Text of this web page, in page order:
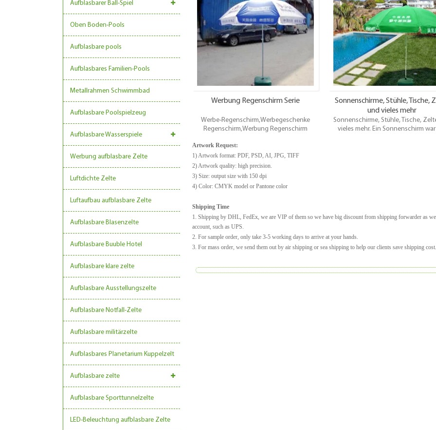
Aufblasbarer Ball-Spiel
Oben Boden-Pools
Aufblasbare pools
Aufblasbares Familien-Pools
Metallrahmen Schwimmbad
Aufblasbare Poolspielzeug
Aufblasbare Wasserspiele
Werbung aufblasbare Zelte
Luftdichte Zelte
Luftaufbau aufblasbare Zelte
Aufblasbare Blasenzelte
Aufblasbare Buuble Hotel
Aufblasbare klare zelte
Aufblasbare Ausstellungszelte
Aufblasbare Notfall-Zelte
Aufblasbare militärzelte
Aufblasbares Planetarium Kuppelzelt
Aufblasbare zelte
Aufblasbare Sporttunnelzelte
LED-Beleuchtung aufblasbare Zelte
kundenspezifische Bild durch
Farbsublimation Druck.Eine niedliche,
einzigartige und innovative
Drehfahne.Erhältlich in verschiedenen
Formen, die die gleiche Hardware teilt.
Banner, dieses Display-System
rollt Messe-Display-Grafiken in die
Roll-up-Banner-Display-System ist
fast sofort zu gehen, indem man
Teleskopstange überzieht und das
herauszieht!
Werbung Regenschirm Serie
Werbe-Regenschirm,Werbegeschenke
Regenschirm,Werbung Regenschirm
seit Jahrhunderten zu bieten. Wir bieten die
innovativsten und zuverlässigsten
Schattenprodukte für den Strand zum
niedrigsten Alltag und am selben Tag
Versand.
Sonnenschirme, Stühle, Tische,
und vieles mehr
Sonnenschirme, Stühle, Tische,
vieles mehr. Ein Sonnenschirm
Artwork Request:
1) Artwork format: PDF, PSD, AI, JPG, TIFF
2) Artwork quality: high precision.
3) Size: output size with 150 dpi
4) Color: CMYK model or Pantone color
Shipping Time
1. Shipping by DHL, FedEx, we are VIP of them so we have big discount from shipping forwarder as
account, such as UPS.
2. For sample order, only take 3-5 working days to arrive at your hands.
3. For mass order, we send them out by air shipping or sea shipping to help our clients save shipping cost.